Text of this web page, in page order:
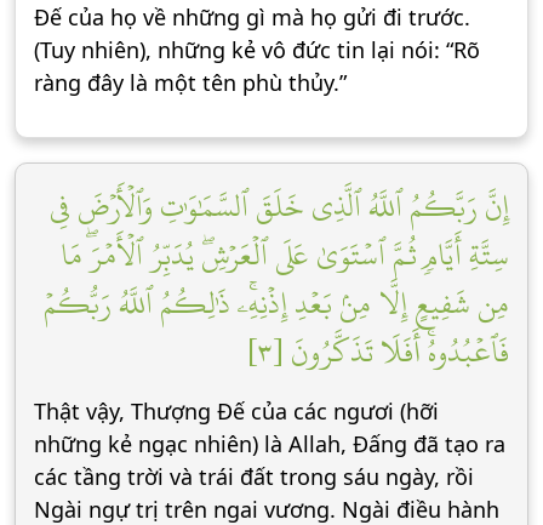
Đế của họ về những gì mà họ gửi đi trước.
(Tuy nhiên), những kẻ vô đức tin lại nói: “Rõ
ràng đây là một tên phù thủy.”
إِنَّ رَبَّكُمُ ٱللَّهُ ٱلَّذِي خَلَقَ ٱلسَّمَٰوَٰتِ وَٱلۡأَرۡضَ فِي
سِتَّةِ أَيَّامٖ ثُمَّ ٱسۡتَوَىٰ عَلَى ٱلۡعَرۡشِۖ يُدَبِّرُ ٱلۡأَمۡرَۖ مَا
مِن شَفِيعٍ إِلَّا مِنۢ بَعۡدِ إِذۡنِهِۦۚ ذَٰلِكُمُ ٱللَّهُ رَبُّكُمۡ
فَٱعۡبُدُوهُۚ أَفَلَا تَذَكَّرُونَ [٣]
Thật vậy, Thượng Đế của các ngươi (hỡi
những kẻ ngạc nhiên) là Allah, Đấng đã tạo ra
các tầng trời và trái đất trong sáu ngày, rồi
Ngài ngự trị trên ngai vương. Ngài điều hành